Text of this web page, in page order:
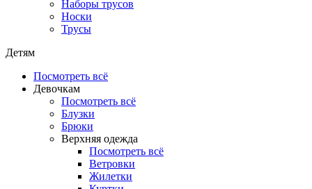
Наборы трусов
Носки
Трусы
Детям
Посмотреть всё
Девочкам
Посмотреть всё
Блузки
Брюки
Верхняя одежда
Посмотреть всё
Ветровки
Жилетки